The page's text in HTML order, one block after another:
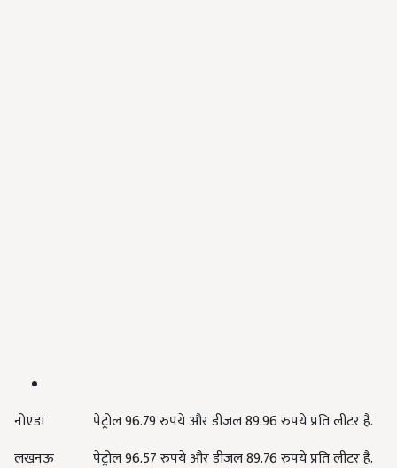
नोएडा
पेट्रोल 96.79 रुपये और डीजल 89.96 रुपये प्रति लीटर है.
लखनऊ
पेट्रोल 96.57 रुपये और डीजल 89.76 रुपये प्रति लीटर है.